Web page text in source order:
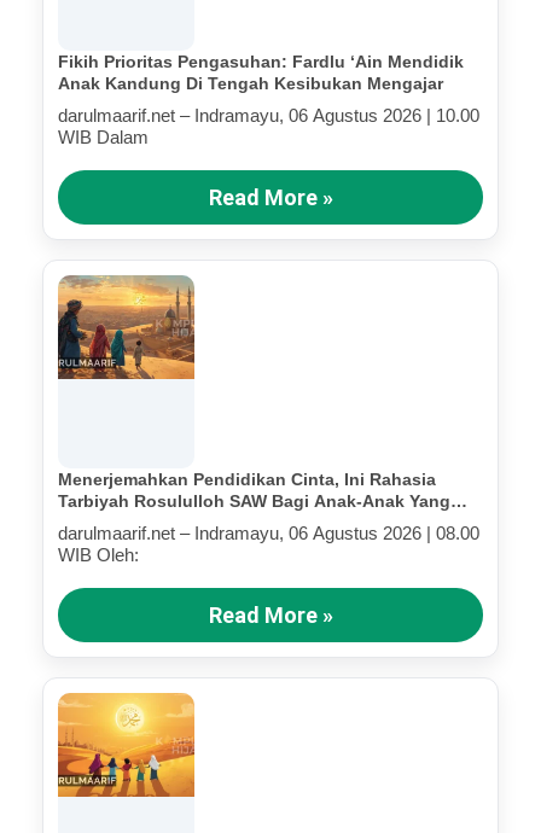
Fikih Prioritas Pengasuhan: Fardlu ‘Ain Mendidik
Anak Kandung Di Tengah Kesibukan Mengajar
darulmaarif.net – Indramayu, 06 Agustus 2026 | 10.00
WIB Dalam
Read More »
Menerjemahkan Pendidikan Cinta, Ini Rahasia
Tarbiyah Rosululloh SAW Bagi Anak-Anak Yang
Terluka (Bagian IV)
darulmaarif.net – Indramayu, 06 Agustus 2026 | 08.00
WIB Oleh:
Read More »